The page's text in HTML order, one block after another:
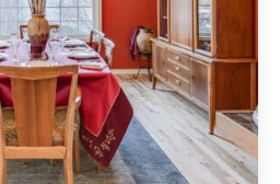
Bezirk: Horn & Hollabrunn